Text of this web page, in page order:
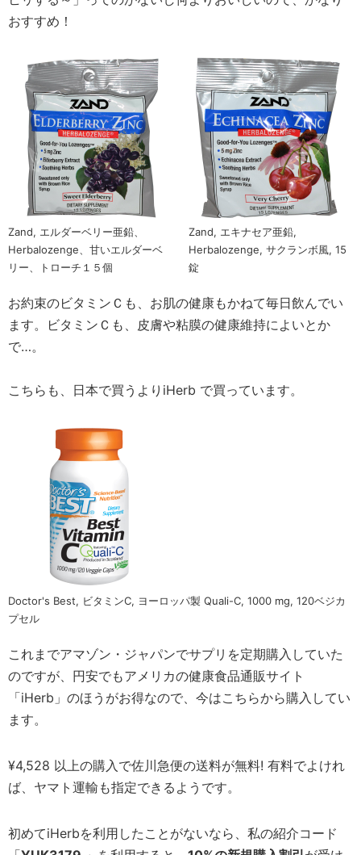
おすすめ！
Zand, エルダーベリー亜鉛、
Herbalozenge、甘いエルダーベ
リー、トローチ１５個
Zand, エキナセア亜鉛,
Herbalozenge, サクランボ風, 15
錠
お約束のビタミンＣも、お肌の健康もかねて毎日飲んでい
ます。ビタミンＣも、皮膚や粘膜の健康維持によいとか
で…。
こちらも、日本で買うよりiHerb で買っています。
Doctor's Best, ビタミンC, ヨーロッパ製 Quali-C, 1000 mg, 120ベジカ
プセル
これまでアマゾン・ジャパンでサプリを定期購入していた
のですが、円安でもアメリカの健康食品通販サイト
「iHerb」のほうがお得なので、今はこちらから購入してい
ます。
¥4,528 以上の購入で佐川急便の送料が無料! 有料でよけれ
ば、ヤマト運輸も指定できるようです。
初めてiHerbを利用したことがないなら、私の紹介コード